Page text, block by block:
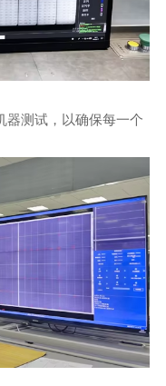
器测试，以确保每一个